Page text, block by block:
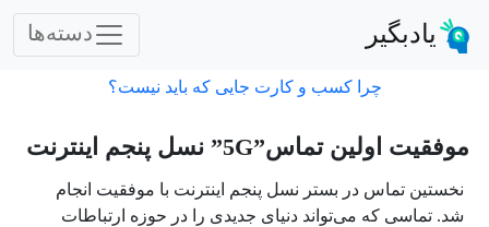
یادبگیر دسته‌ها
چرا کسب و کارت جایی که باید نیست؟
موفقیت اولین تماس”5G” نسل پنجم اینترنت
نخستین تماس در بستر نسل پنجم اینترنت با موفقیت انجام
شد. تماسی که می‌تواند دنیای جدیدی را در حوزه ارتباطات